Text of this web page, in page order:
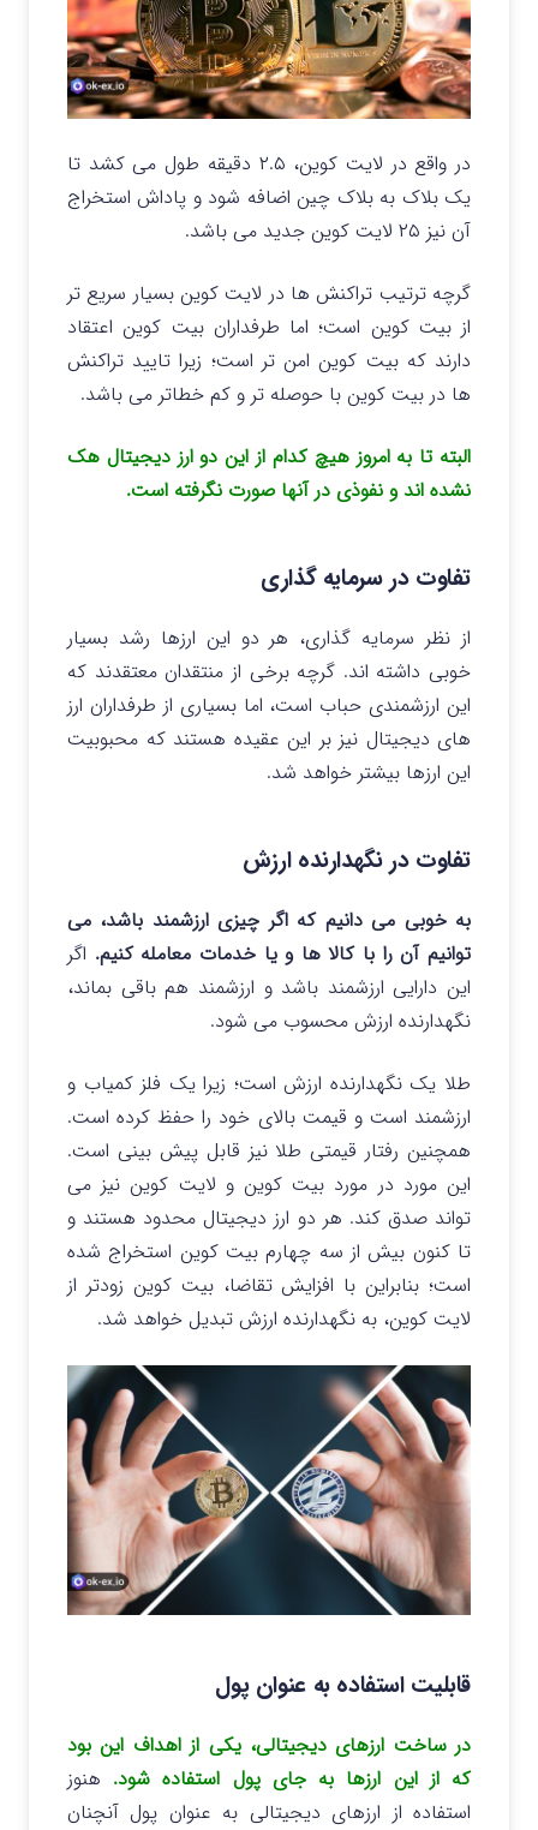
در واقع در لایت کوین، ۲.۵ دقیقه طول می کشد تا
یک بلاک به بلاک چین اضافه شود و پاداش استخراج
آن نیز ۲۵ لایت کوین جدید می باشد.
گرچه ترتیب تراکنش ها در لایت کوین بسیار سریع تر
از بیت کوین است؛ اما طرفداران بیت کوین اعتقاد
دارند که بیت کوین امن تر است؛ زیرا تایید تراکنش
ها در بیت کوین با حوصله تر و کم خطاتر می باشد.
البته تا به امروز هیچ کدام از این دو ارز دیجیتال هک
نشده اند و نفوذی در آنها صورت نگرفته است.
تفاوت در سرمایه گذاری
از نظر سرمایه گذاری، هر دو این ارزها رشد بسیار
خوبی داشته اند. گرچه برخی از منتقدان معتقدند که
این ارزشمندی حباب است، اما بسیاری از طرفداران ارز
های دیجیتال نیز بر این عقیده هستند که محبوبیت
این ارزها بیشتر خواهد شد.
تفاوت در نگهدارنده ارزش
به خوبی می دانیم که اگر چیزی ارزشمند باشد، می
توانیم آن را با کالا ها و یا خدمات معامله کنیم. اگر
این دارایی ارزشمند باشد و ارزشمند هم باقی بماند،
نگهدارنده ارزش محسوب می شود.
طلا یک نگهدارنده ارزش است؛ زیرا یک فلز کمیاب و
ارزشمند است و قیمت بالای خود را حفظ کرده است.
همچنین رفتار قیمتی طلا نیز قابل پیش بینی است.
این مورد در مورد بیت کوین و لایت کوین نیز می
تواند صدق کند. هر دو ارز دیجیتال محدود هستند و
تا کنون بیش از سه چهارم بیت کوین استخراج شده
است؛ بنابراین با افزایش تقاضا، بیت کوین زودتر از
لایت کوین، به نگهدارنده ارزش تبدیل خواهد شد.
قابلیت استفاده به عنوان پول
در ساخت ارزهای دیجیتالی، یکی از اهداف این بود
که از این ارزها به جای پول استفاده شود. هنوز
استفاده از ارزهای دیجیتالی به عنوان پول آنچنان